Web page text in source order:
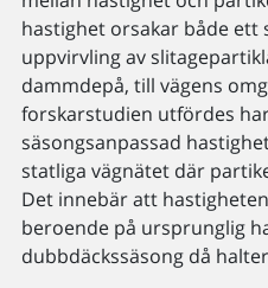
hastighet orsakar både ett
uppvirvling av
dammdepå, till vägens
forskarstudien utfördes
säsongsanpassad
statliga vägnätet där
Det innebär att
beroende på ursprunglig
dubbdäckssäsong då